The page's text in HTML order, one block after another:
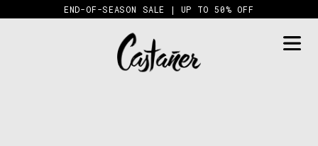
to
END-OF-SEASON SALE | UP TO 50% OFF